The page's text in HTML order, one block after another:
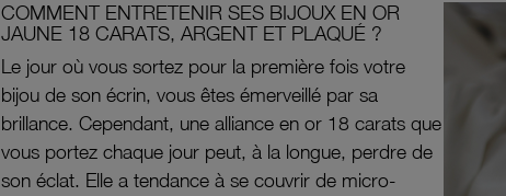
COMMENT ENTRETENIR SES BIJOUX EN OR
JAUNE 18 CARATS, ARGENT ET PLAQUÉ ?
Le jour où vous sortez pour la première fois votre
bijou de son écrin, vous êtes émerveillé par sa
brillance. Cependant, une alliance en or 18 carats que
vous portez chaque jour peut, à la longue, perdre de
son éclat. Elle a tendance à se couvrir de micro-